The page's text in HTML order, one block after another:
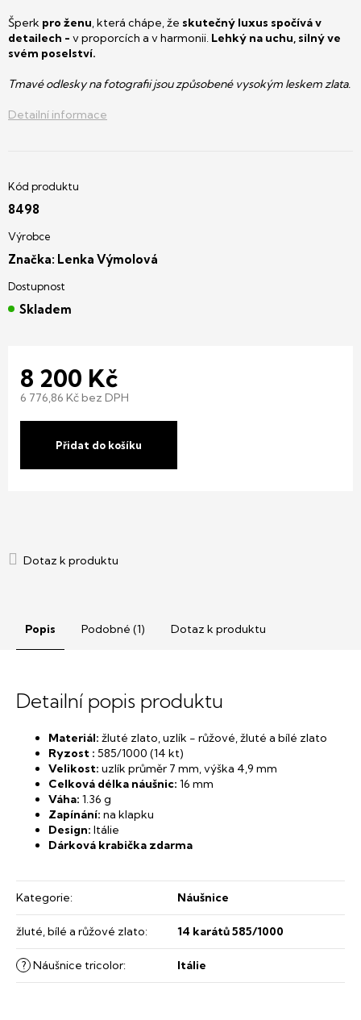
8 200 Kč
6 776,86 Kč bez DPH
Přidat do košíku
Šperk pro ženu, která chápe, že skutečný luxus spočívá v
detailech - v proporcích a v harmonii. Lehký na uchu, silný ve
svém poselství.
Tmavé odlesky na fotografii jsou způsobené vysokým leskem zlata.
Detailní informace
8498
Značka: Lenka Výmolová
Skladem
Popis Podobné (1) Dotaz k produktu
Detailní popis produktu
Materiál: žluté zlato, uzlík - růžové, žluté a bílé zlato
Ryzost : 585/1000 (14 kt)
Velikost: uzlík průměr 7 mm, výška 4,9 mm
Celková délka náušnic: 16 mm
Váha: ​1.36 g
Zapínání: na klapku
Design: Itálie
Dárková krabička zdarma
Kategorie: Náušnice
žluté, bílé a růžové zlato: 14 karátů 585/1000
? Náušnice tricolor: Itálie